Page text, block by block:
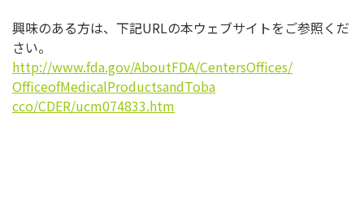
興味のある方は、下記URLの本ウェブサイトをご参照くだ
さい。
http://www.fda.gov/AboutFDA/CentersOffices/
OfficeofMedicalProductsandToba
cco/CDER/ucm074833.htm